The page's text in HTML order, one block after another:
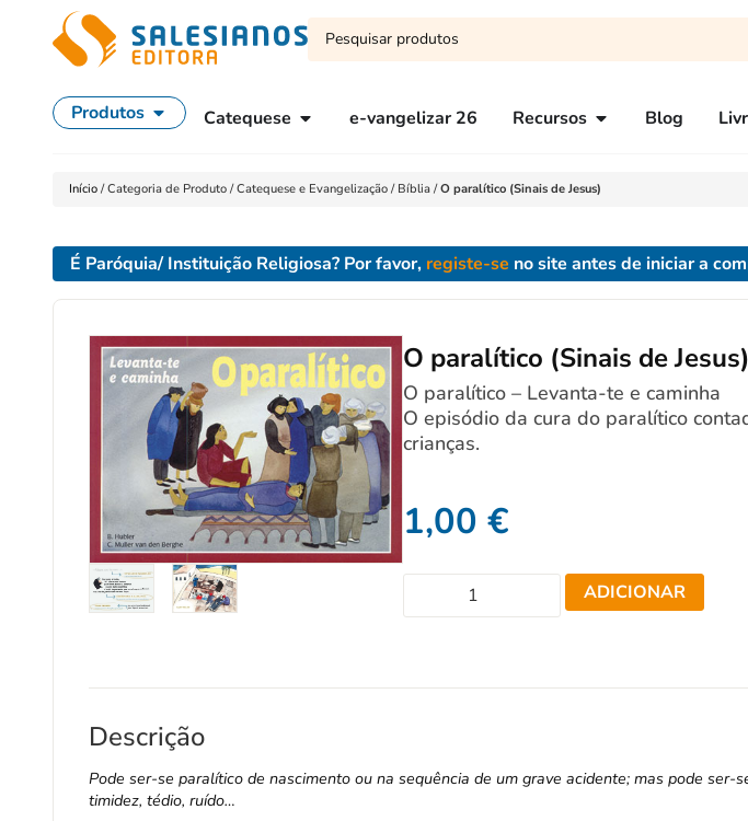
Produtos Catequese e-vangelizar 26 Recursos Blog
Início /Categoria de Produto /Catequese e Evangelização / Bíblia /O paralítico (Sinais de Jesus)
É Paróquia/ Instituição Religiosa? Por favor, registe-se no site antes de iniciar a
O paralítico (Sinais de Jesus)
O paralítico – Levanta-te e caminha
O episódio da cura do paralítico
crianças.
1,00€
ADICIONAR
Descrição
Pode ser-se paralítico de nascimento ou na sequência de um grave acidente; mas pode ser-
timidez, tédio, ruído…